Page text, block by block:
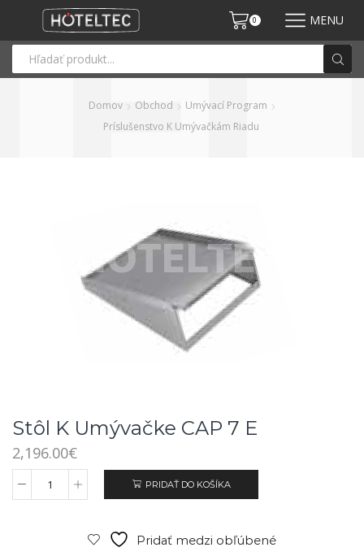
0 MENU
Domov Obchod
Umývací Program
Príslušenstvo K Umývačkám Riadu
Stôl K Umývačke CAP 7 E
2,196.00€
PRIDAŤ DO KOŠÍKA
Pridať medzi obľúbené